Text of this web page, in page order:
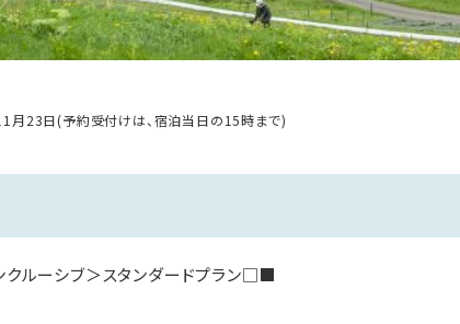
23日(予約受付けは、宿泊当日の15時まで)
ルーシブ＞スタンダードプラン□■